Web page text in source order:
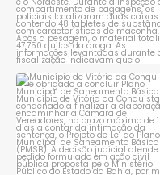
Município de Vitória da
Conquista é obrigado a...
1 0